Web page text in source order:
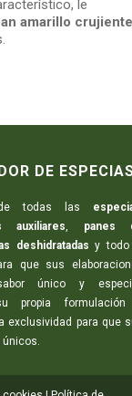
le
amarillo crujiente
DE
de todas las
auxiliares, panes
deshidratadas y
que sus
único y
propia
exclusividad para que
únicos.